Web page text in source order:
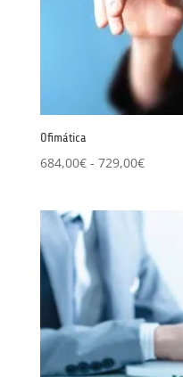
Ofimática
684,00€ - 729,00€Rango
684,00€
hasta
729,00€